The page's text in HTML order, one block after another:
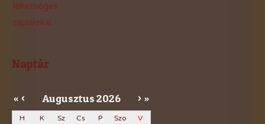
lehetséges
táplálékai
Naptár
« < Augusztus2026 > »
H K Sz Cs P Szo V